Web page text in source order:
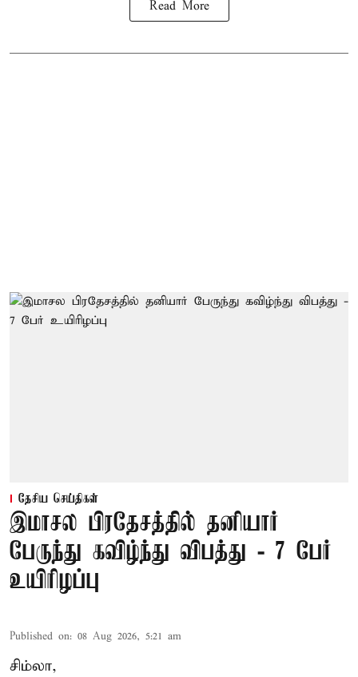
Read More
தேசிய செய்திகள்
இமாசல பிரதேசத்தில் தனியார்
பேருந்து கவிழ்ந்து விபத்து - 7 பேர்
உயிரிழப்பு
Published on: 08 Aug 2026, 5:21 am
சிம்லா,